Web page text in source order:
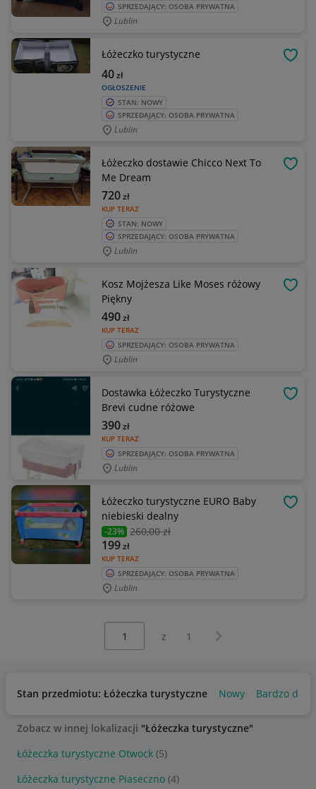
SPRZEDAJĄCY: OSOBA PRYWATNA
Lublin
Łóżeczko turystyczne
OGŁOSZENIE
40zł
STAN: NOWY
SPRZEDAJĄCY: OSOBA PRYWATNA
Lublin
Łóżeczko dostawie Chicco Next To
Me Dream
KUP TERAZ
720zł
STAN: NOWY
SPRZEDAJĄCY: OSOBA PRYWATNA
Lublin
Kosz Mojżesza Like Moses różowy
Piękny
KUP TERAZ
490zł
SPRZEDAJĄCY: OSOBA PRYWATNA
Lublin
Dostawka Łóżeczko Turystyczne
Brevi cudne różowe
KUP TERAZ
390zł
SPRZEDAJĄCY: OSOBA PRYWATNA
Lublin
Łóżeczko turystyczne EURO Baby
niebieski dealny
-23% 260,00 zł
KUP TERAZ
199zł
SPRZEDAJĄCY: OSOBA PRYWATNA
Lublin
z 1 Następna strona
Stan przedmiotu: Łóżeczka turystyczne Nowy Bardzo
Zobacz w innej lokalizacji "Łóżeczka turystyczne"
Łóżeczka turystyczne Otwock (5)
Łóżeczka turystyczne Piaseczno (4)